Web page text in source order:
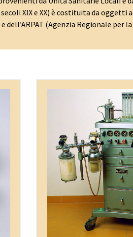
XIX e XX) è costituita da oggetti
dell’ARPAT (Agenzia Regionale per
Le due guerre mondiali
rilevante al
farmacologico. Lo
sintetici ha
industriale di
sanitarie, da
chirurgiche. Nella
sviluppo tecnologico
incremento
passo col proprio
L’avvento
iniziato una nuova
“scatole nere”